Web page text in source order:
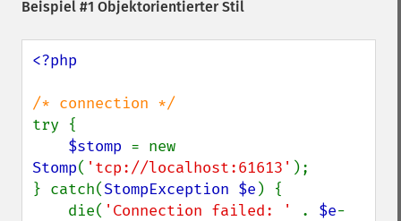
Beispiel #1 Objektorientierter Stil
<?php
try {
$stomp
Stomp( 'tcp://localhost:61613' );
} catch(StompException $e ) {
    die(
'Connection failed: ' . $e-